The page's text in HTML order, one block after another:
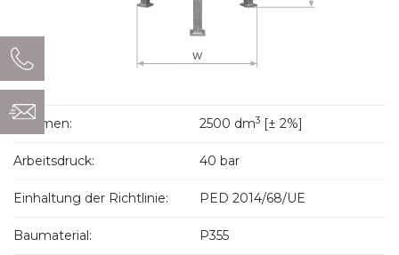
Volumen: 2500 dm3 [± 2%]
Arbeitsdruck: 40 bar
Einhaltung der Richtlinie: PED 2014/68/UE
Baumaterial: P355